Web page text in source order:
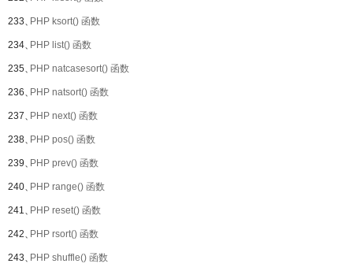
233、PHP ksort() 函数
234、PHP list() 函数
235、PHP natcasesort() 函数
236、PHP natsort() 函数
237、PHP next() 函数
238、PHP pos() 函数
239、PHP prev() 函数
240、PHP range() 函数
241、PHP reset() 函数
242、PHP rsort() 函数
243、PHP shuffle() 函数